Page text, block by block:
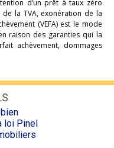
d’un prêt à taux zéro
la TVA, exonération de la
(VEFA) est le mode
raison des garanties qui la
achèvement, dommages
loi Pinel